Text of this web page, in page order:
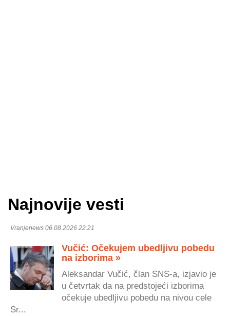
Najnovije vesti
Vranjenews 06.08.2026 22:21
Vučić: Očekujem ubedljivu pobedu
na izborima »
Aleksandar Vučić, član SNS-a, izjavio je
u četvrtak da na predstojeći izborima
očekuje ubedljivu pobedu na nivou cele
Sr...